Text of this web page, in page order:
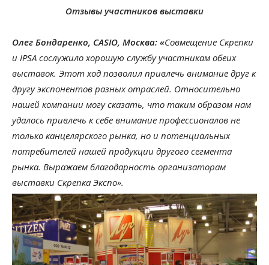
Отзывы участников выставки
Олег Бондаренко, CASIO, Москва: «Совмещение Скрепки
и IPSA сослужило хорошую службу участникам обеих
выставок. Этот ход позволил привлечь внимание друг к
другу экспонентов разных отраслей. Относительно
нашей компании могу сказать, что таким образом нам
удалось привлечь к себе внимание профессионалов не
только канцелярского рынка, но и потенциальных
потребителей нашей продукции другого сегмента
рынка. Выражаем благодарность организаторам
выставки Скрепка Экспо».